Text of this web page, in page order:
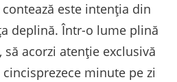
este intenția din
deplină. Într-o lume plină
acorzi atenție exclusivă
minute pe zi